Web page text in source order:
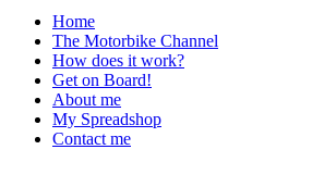
Home
The Motorbike Channel
How does it work?
Get on Board!
About me
My Spreadshop
Contact me